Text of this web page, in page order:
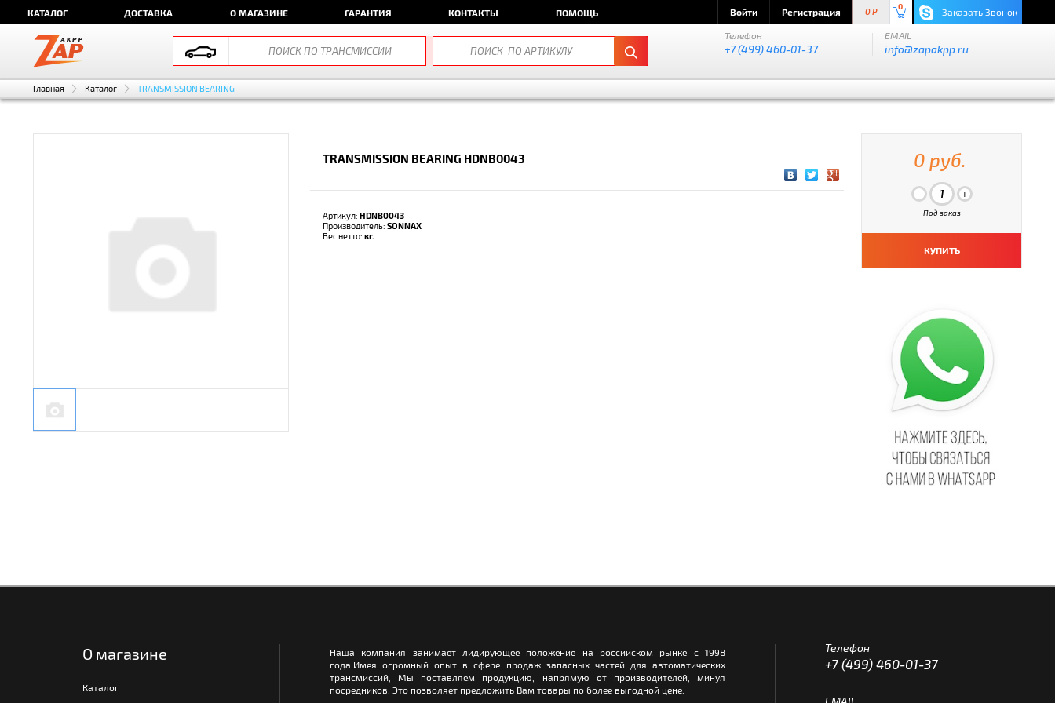
КАТАЛОГ ДОСТАВКА О МАГАЗИНЕ ГАРАНТИЯ КОНТАКТЫ ПОМОЩЬ Войти Регистрация 0 P
0 Заказать Звонок
Телефон
+7 (499) 460-01-37
EMAIL
info@zapakpp.ru
Главная Каталог TRANSMISSION BEARING
TRANSMISSION BEARING HDNB0043
Артикул: HDNB0043
Производитель: SONNAX
Вес нетто: кг.
0 руб.
Под заказ
КУПИТЬ
О магазине
Каталог
Наша компания занимает лидирующее положение на российском рынке с 1998
года.Имея огромный опыт в сфере продаж запасных частей для автоматических
трансмиссий, Мы поставляем продукцию, напрямую от производителей, минуя
посредников. Это позволяет предложить Вам товары по более выгодной цене.
Телефон
+7 (499) 460-01-37